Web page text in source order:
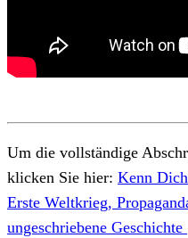
Um die vollständige
klicken Sie hier: Kenn
Erste Weltkrieg,
ungeschriebene Geschichte